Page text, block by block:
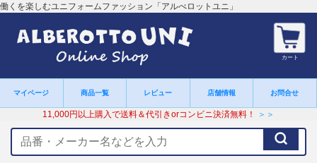
働くを楽しむユニフォームファッション「アルべロットユニ」
カート
マイページ 商品一覧 レビュー 店舗情報 お問合せ
11,000円以上購入で送料＆代引きorコンビニ決済無料！ ＞＞